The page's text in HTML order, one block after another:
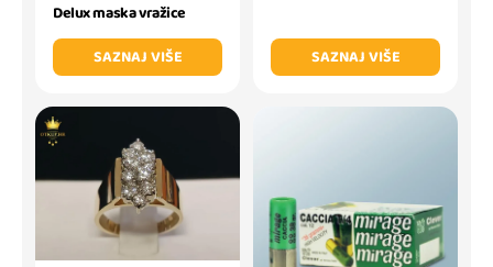
Delux maska vražice
SAZNAJ VIŠE
SAZNAJ VIŠE